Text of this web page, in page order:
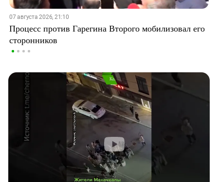
07 августа 2026, 21:10
Процесс против Гарегина Второго мобилизовал его
сторонников